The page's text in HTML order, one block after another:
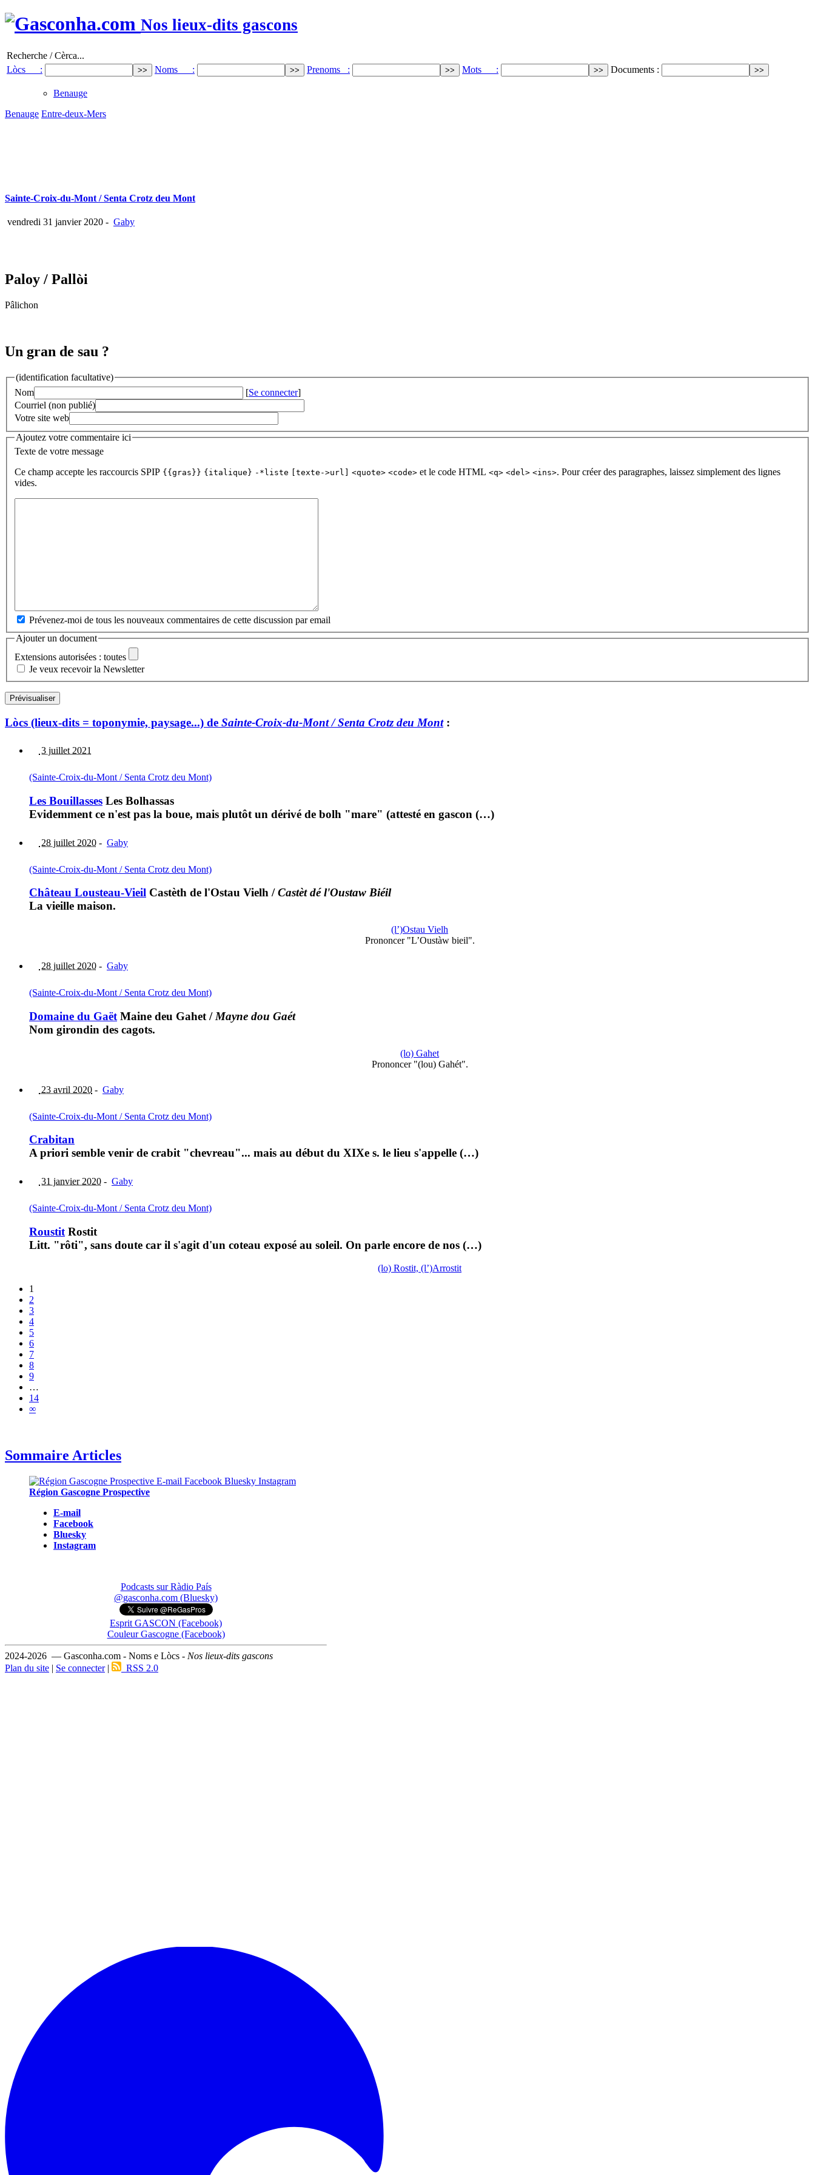
Nos lieux-dits gascons
Recherche / Cèrca...
Lòcs :
Noms : Prenoms : Mots : Documents :
Benauge
Benauge Entre-deux-Mers
Sainte-Croix-du-Mont / Senta Crotz deu Mont
vendredi 31 janvier 2020 - Gaby
Paloy / Pallòi
Pâlichon
Un gran de sau ?
(identification facultative)
Nom
[Se connecter]
Courriel (non publié)
Votre site web
Ajoutez votre commentaire ici
Texte de votre message
Ce champ accepte les raccourcis SPIP {{gras}} {italique} -*liste [texte->url] <quote> <code> et le code HTML <q> <del> <ins>. Pour créer des paragraphes, laissez simplement des lignes
vides.
Prévenez-moi de tous les nouveaux commentaires de cette discussion par email
Ajouter un document
Extensions autorisées : toutes
Je veux recevoir la Newsletter
Lòcs (lieux-dits = toponymie, paysage...) de Sainte-Croix-du-Mont / Senta Crotz deu Mont:
3 juillet 2021
(Sainte-Croix-du-Mont / Senta Crotz deu Mont)
Les Bouillasses Les Bolhassas
Evidemment ce n'est pas la boue, mais plutôt un dérivé de bolh "mare" (attesté en gascon (…)
28 juillet 2020 - Gaby
(Sainte-Croix-du-Mont / Senta Crotz deu Mont)
Château Lousteau-Vieil Castèth de l'Ostau Vielh /Castèt dé l'Oustaw Biéil
La vieille maison.
(l’)Ostau Vielh
Prononcer "L’Oustàw bieil".
28 juillet 2020 - Gaby
(Sainte-Croix-du-Mont / Senta Crotz deu Mont)
Domaine du Gaët Maine deu Gahet / Mayne dou Gaét
Nom girondin des cagots.
(lo) Gahet
Prononcer "(lou) Gahét".
23 avril 2020 - Gaby
(Sainte-Croix-du-Mont / Senta Crotz deu Mont)
Crabitan
A priori semble venir de crabit "chevreau"... mais au début du XIXe s. le lieu s'appelle (…)
31 janvier 2020 - Gaby
(Sainte-Croix-du-Mont / Senta Crotz deu Mont)
Roustit Rostit
Litt. "rôti", sans doute car il s'agit d'un coteau exposé au soleil. On parle encore de nos (…)
(lo) Rostit, (l’)Arrostit
1
2
3
4
5
6
7
8
9
…
14
∞
Sommaire Articles
Région Gascogne Prospective
E-mail
Facebook
Bluesky
Instagram
Podcasts sur Ràdio País
@gasconha.com (Bluesky)
Esprit GASCON (Facebook)
Couleur Gascogne (Facebook)
2024-2026 — Gasconha.com - Noms e Lòcs - Nos lieux-dits gascons
Plan du site | Se connecter| RSS 2.0